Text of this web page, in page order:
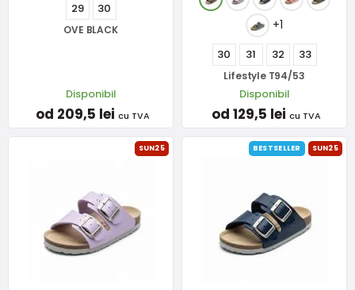
29
30
OVE BLACK
Disponibil
od 209,5 lei cu TVA
+1
30 31 32 33
Lifestyle T94/53
Disponibil
od 129,5 lei cu TVA
SUN25 BESTSELLER SUN25